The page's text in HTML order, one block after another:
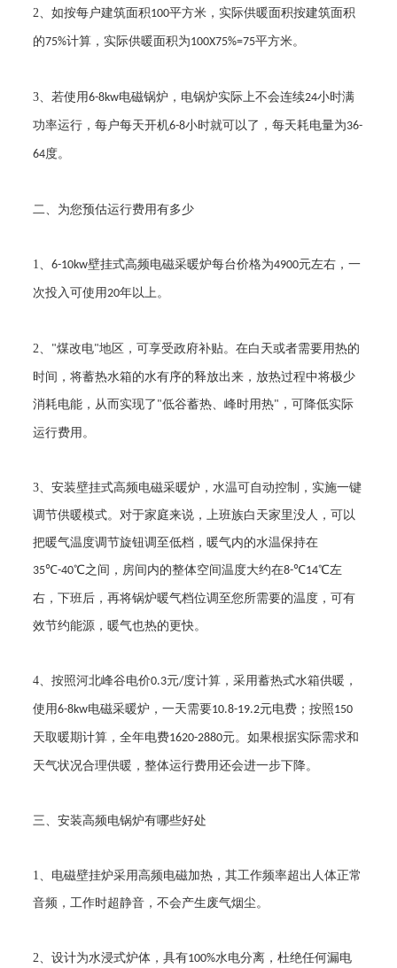
2、如按每户建筑面积100平方米，实际供暖面积按建筑面积
的75%计算，实际供暖面积为100X75%=75平方米。
3、若使用6-8kw电磁锅炉，电锅炉实际上不会连续24小时满
功率运行，每户每天开机6-8小时就可以了，每天耗电量为36-
64度。
二、为您预估运行费用有多少
1、6-10kw壁挂式高频电磁采暖炉每台价格为4900元左右，一
次投入可使用20年以上。
2、 "煤改电"地区，可享受政府补贴。在白天或者需要用热的
时间，将蓄热水箱的水有序的释放出来，放热过程中将极少
消耗电能，从而实现了 "低谷蓄热、峰时用热" ，可降低实际
运行费用。
3、安装壁挂式高频电磁采暖炉，水温可自动控制，实施一键
调节供暖模式。对于家庭来说，上班族白天家里没人，可以
把暖气温度调节旋钮调至低档，暖气内的水温保持在
35℃-40℃之间，房间内的整体空间温度大约在8-℃14℃左
右，下班后，再将锅炉暖气档位调至您所需要的温度，可有
效节约能源，暖气也热的更快。
4、按照河北峰谷电价0.3元/度计算，采用蓄热式水箱供暖，
使用6-8kw电磁采暖炉，一天需要10.8-19.2元电费；按照150
天取暖期计算，全年电费1620-2880元。如果根据实际需求和
天气状况合理供暖，整体运行费用还会进一步下降。
三、安装高频电锅炉有哪些好处
1、电磁壁挂炉采用高频电磁加热，其工作频率超出人体正常
音频，工作时超静音，不会产生废气烟尘。
2、设计为水浸式炉体，具有100%水电分离，杜绝任何漏电